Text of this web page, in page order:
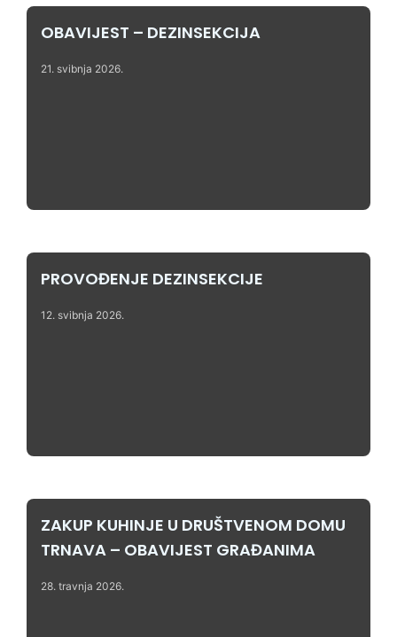
OBAVIJEST – DEZINSEKCIJA
21. svibnja 2026.
PROVOĐENJE DEZINSEKCIJE
12. svibnja 2026.
ZAKUP KUHINJE U DRUŠTVENOM DOMU
TRNAVA – OBAVIJEST GRAĐANIMA
28. travnja 2026.